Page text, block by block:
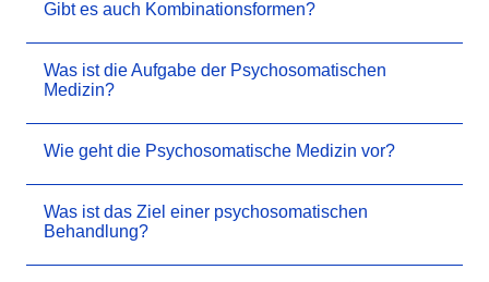
Gibt es auch Kombinationsformen?
Was ist die Aufgabe der Psychosomatischen
Medizin?
Wie geht die Psychosomatische Medizin vor?
Was ist das Ziel einer psychosomatischen
Behandlung?